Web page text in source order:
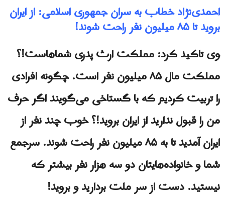
احمدی‌نژاد خطاب به سران جمهورى اسلامى: از ایران
بروید تا ۸۵ میلیون نفر راحت شوند!
وی تاکید کرد: مملکت ارث پدری شماهاست!؟
مملکت مال ۸۵ میلیون نفر است. چگونه افرادی
را تربیت کردیم که با گستاخی می‌گویند اگر حرف
من را قبول ندارید از ایران بروید!؟ خوب چند نفر از
ایران آمدید تا به ۸۵ میلیون نفر راحت شوند. سرجمع
شما و خانواده‌هایتان دو سه هزار نفر بیشتر که
نیستید. دست از سر ملت بردارید و بروید!